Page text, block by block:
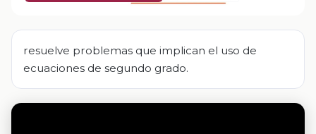
resuelve problemas que implican el uso de
ecuaciones de segundo grado.